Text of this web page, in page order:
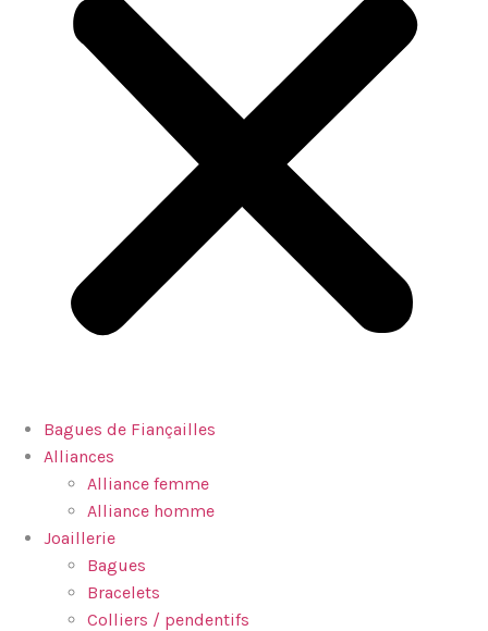
Bagues de Fiançailles
Alliances
Alliance femme
Alliance homme
Joaillerie
Bagues
Bracelets
Colliers / pendentifs